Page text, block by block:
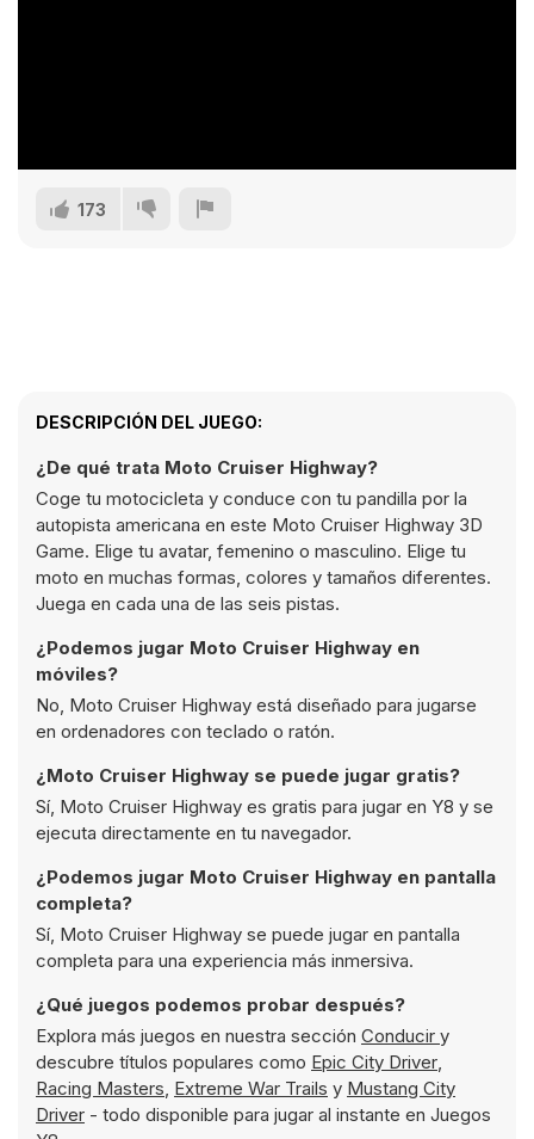
173
DESCRIPCIÓN DEL JUEGO:
¿De qué trata Moto Cruiser Highway?
Coge tu motocicleta y conduce con tu pandilla por la
autopista americana en este Moto Cruiser Highway 3D
Game. Elige tu avatar, femenino o masculino. Elige tu
moto en muchas formas, colores y tamaños diferentes.
Juega en cada una de las seis pistas.
¿Podemos jugar Moto Cruiser Highway en
móviles?
No, Moto Cruiser Highway está diseñado para jugarse
en ordenadores con teclado o ratón.
¿Moto Cruiser Highway se puede jugar gratis?
Sí, Moto Cruiser Highway es gratis para jugar en Y8 y se
ejecuta directamente en tu navegador.
¿Podemos jugar Moto Cruiser Highway en pantalla
completa?
Sí, Moto Cruiser Highway se puede jugar en pantalla
completa para una experiencia más inmersiva.
¿Qué juegos podemos probar después?
Explora más juegos en nuestra sección Conducir y
descubre títulos populares como Epic City Driver,
Racing Masters, Extreme War Trails y Mustang City
Driver - todo disponible para jugar al instante en Juegos